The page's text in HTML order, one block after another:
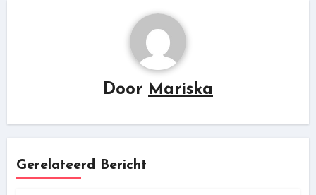
Door Mariska
Gerelateerd Bericht